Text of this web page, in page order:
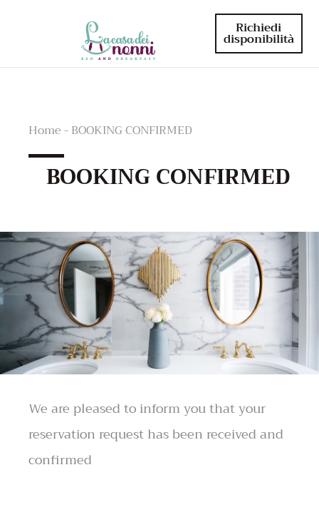
Richiedi
disponibilità
Home - BOOKING CONFIRMED
BOOKING CONFIRMED
We are pleased to inform you that your
reservation request has been received and
confirmed